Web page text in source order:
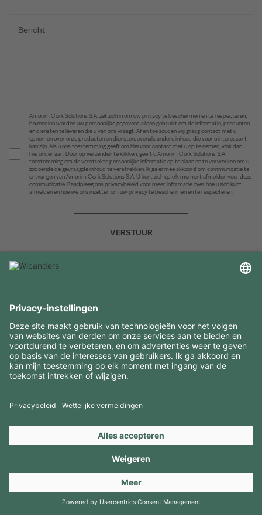
Amorim Cork Solutions S.A. zet zich in om uw privacy te beschermen en te respecteren,
bovendien worden uw persoonlijke gegevens alleen gebruikt om de informatie, producten
en diensten te leveren die u van ons vraagt. Af en toe zouden wij graag contact met u
opnemen over onze producten en diensten, evenals andere inhoud die voor u interessant
kan zijn. Als u ons toestemming geeft om hiervoor contact met u op te nemen, vink dan
hieronder aan. Door op verzenden te klikken, geeft u Amorim Cork Solutions S.A.
toestemming om de verstrekte persoonlijke informatie op te slaan en te verwerken om u
zodoende de gevraagde inhoud te verstrekken. Ik ga ermee akkoord om communicatie te
ontvangen van Amorim Cork Solutions S.A. U kunt zich op elk moment afmelden voor deze
communicatie. Raadpleeg ons privacybeleid voor meer informatie over hoe u zich kunt
afmelden en hoe we ons inzetten om uw privacy te beschermen en te respecteren.
VERSTUUR
INTERESSANTE INFORMATIE
MIDDELEN
CONTACTEN
Copyright 2026 © Amorim Cork Solutions. All rights reserved.
byWebcomum